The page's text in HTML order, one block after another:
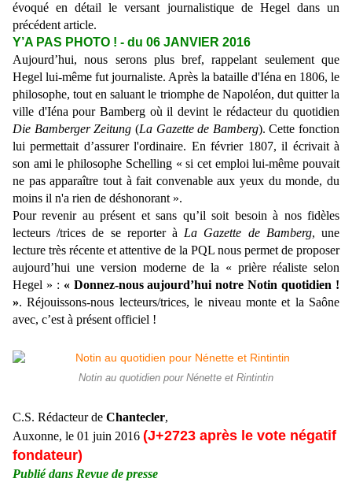
évoqué en détail le versant journalistique de Hegel dans un
précédent article.
Y’A PAS PHOTO ! - du 06 JANVIER 2016
Aujourd’hui, nous serons plus bref, rappelant seulement que
Hegel lui-même fut journaliste. Après la bataille d'Iéna en 1806, le
philosophe, tout en saluant le triomphe de Napoléon, dut quitter la
ville d'Iéna pour Bamberg où il devint le rédacteur du quotidien
Die Bamberger Zeitung (La Gazette de Bamberg). Cette fonction
lui permettait d’assurer l'ordinaire. En février 1807, il écrivait à
son ami le philosophe Schelling « si cet emploi lui-même pouvait
ne pas apparaître tout à fait convenable aux yeux du monde, du
moins il n'a rien de déshonorant ».
Pour revenir au présent et sans qu’il soit besoin à nos fidèles
lecteurs /trices de se reporter à La Gazette de Bamberg, une
lecture très récente et attentive de la PQL nous permet de proposer
aujourd’hui une version moderne de la « prière réaliste selon
Hegel » : « Donnez-nous aujourd’hui notre Notin quotidien !
». Réjouissons-nous lecteurs/trices, le niveau monte et la Saône
avec, c’est à présent officiel !
Notin au quotidien pour Nénette et Rintintin
C.S. Rédacteur de Chantecler,
Auxonne, le 01 juin 2016 (J+2723 après le vote négatif
fondateur)
Publié dans Revue de presse